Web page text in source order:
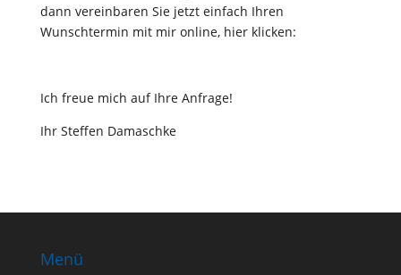
dann vereinbaren Sie jetzt einfach Ihren
Wunschtermin mit mir online, hier klicken:
Ich freue mich auf Ihre Anfrage!
Ihr Steffen Damaschke
Menü